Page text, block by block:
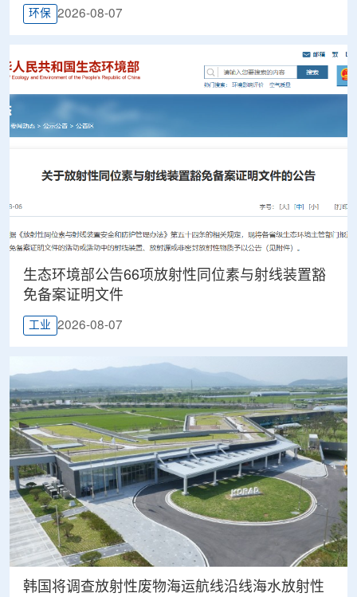
环保 2026-08-07
生态环境部公告66项放射性同位素与射线装置豁
免备案证明文件
工业 2026-08-07
韩国将调查放射性废物海运航线沿线海水放射性